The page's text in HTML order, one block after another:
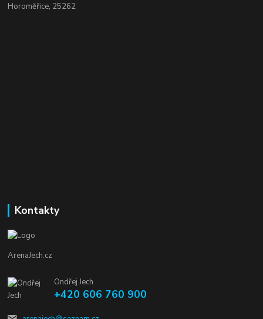
Horoměřice, 25262
Kontakty
ArenaJech.cz
Ondřej Jech
+420 606 760 900